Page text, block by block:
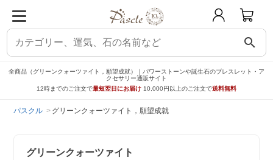
search
全商品（グリーンクォーツァイト，願望成就）｜パワーストーンや誕生石のブレスレット・ア
クセサリー通販サイト
12時までのご注文で最短翌日にお届け 10,000円以上のご注文で送料無料
パスクル グリーンクォーツァイト，願望成就
グリーンクォーツァイト